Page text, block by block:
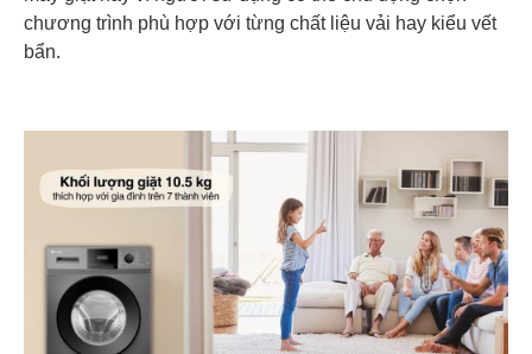
chương trình phù hợp với từng chất liệu vải hay kiểu vết
bẩn.